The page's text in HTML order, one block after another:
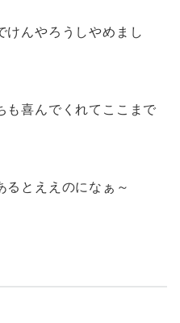
けんやろうしやめまし
も喜んでくれてここまで
るとええのになぁ～